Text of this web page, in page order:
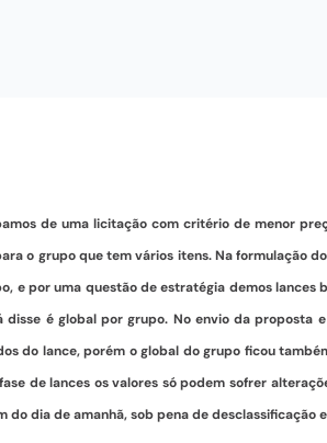
de uma licitação com critério de menor
o grupo que tem vários itens. Na formulação
e por uma questão de estratégia demos
disse é global por grupo. No envio da proposta
do lance, porém o global do grupo ficou
de lances os valores só podem sofrer
do dia de amanhã, sob pena de desclassificação